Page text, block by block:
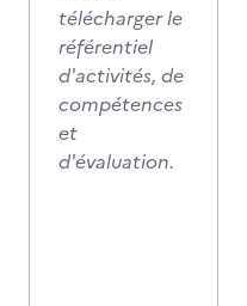
télécharger le
référentiel
d'activités, de
compétences
et
d'évaluation.